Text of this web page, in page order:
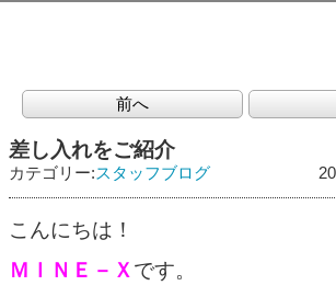
前へ
差し入れをご紹介
カテゴリー:スタッフブログ
こんにちは！
ＭＩＮＥ－Ｘ です。